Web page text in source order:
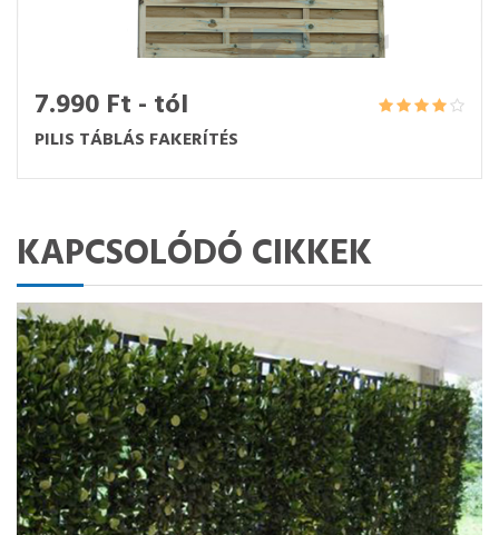
7.990 Ft - tól
PILIS TÁBLÁS FAKERÍTÉS
KAPCSOLÓDÓ CIKKEK